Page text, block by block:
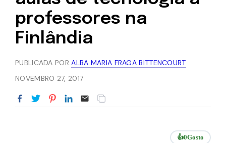
professores na
Finlândia
PUBLICADA PORALBA MARIA FRAGA BITTENCOURT
NOVEMBRO 27, 2017
👍0Gosto